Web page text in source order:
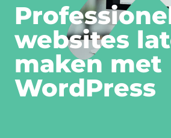
websites
maken met
WordPress